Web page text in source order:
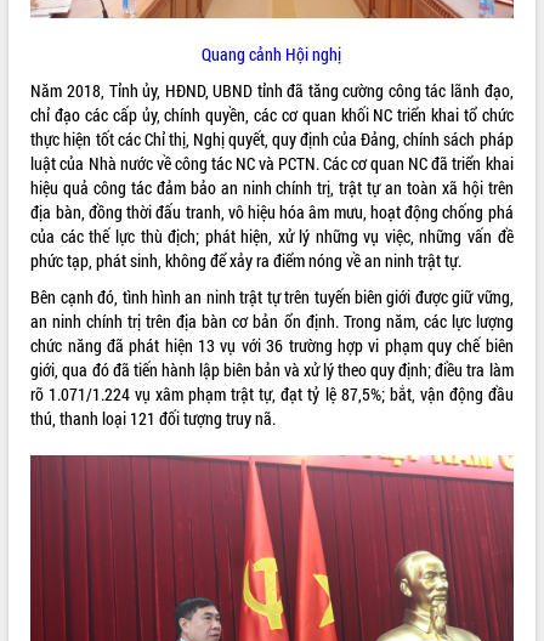
VIDEO
Trailer Lễ hội Sầu riêng Đắk Lắk năm
Quang cảnh Hội nghị
Năm 2018, Tỉnh ủy, HĐND, UBND tỉnh đã tăng cường công tác lãnh đạo,
chỉ đạo các cấp ủy, chính quyền, các cơ quan khối NC triển khai tổ chức
thực hiện tốt các Chỉ thị, Nghị quyết, quy định của Đảng, chính sách pháp
luật của Nhà nước về công tác NC và PCTN. Các cơ quan NC đã triển khai
hiệu quả công tác đảm bảo an ninh chính trị, trật tự an toàn xã hội trên
địa bàn, đồng thời đấu tranh, vô hiệu hóa âm mưu, hoạt động chống phá
của các thế lực thù địch; phát hiện, xử lý những vụ việc, những vấn đề
phức tạp, phát sinh, không để xảy ra điểm nóng về an ninh trật tự.
Bên cạnh đó, tình hình an ninh trật tự trên tuyến biên giới được giữ vững,
an ninh chính trị trên địa bàn cơ bản ổn định. Trong năm, các lực lượng
chức năng đã phát hiện 13 vụ với 36 trường hợp vi phạm quy chế biên
giới, qua đó đã tiến hành lập biên bản và xử lý theo quy định; điều tra làm
rõ 1.071/1.224 vụ xâm phạm trật tự, đạt tỷ lệ 87,5%; bắt, vận động đầu
thú, thanh loại 121 đối tượng truy nã.